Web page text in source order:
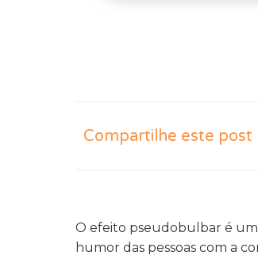
Compartilhe este post
O efeito pseudobulbar é
humor das pessoas com a